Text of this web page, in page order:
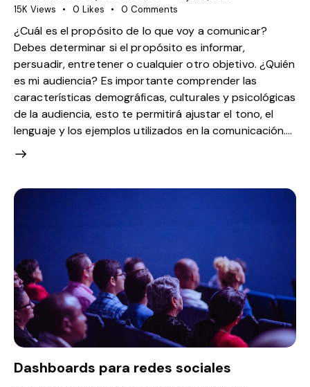
15K Views 0 Likes 0 Comments
¿Cuál es el propósito de lo que voy a comunicar?
Debes determinar si el propósito es informar,
persuadir, entretener o cualquier otro objetivo. ¿Quién
es mi audiencia? Es importante comprender las
características demográficas, culturales y psicológicas
de la audiencia, esto te permitirá ajustar el tono, el
lenguaje y los ejemplos utilizados en la comunicación.…
Dashboards para redes sociales